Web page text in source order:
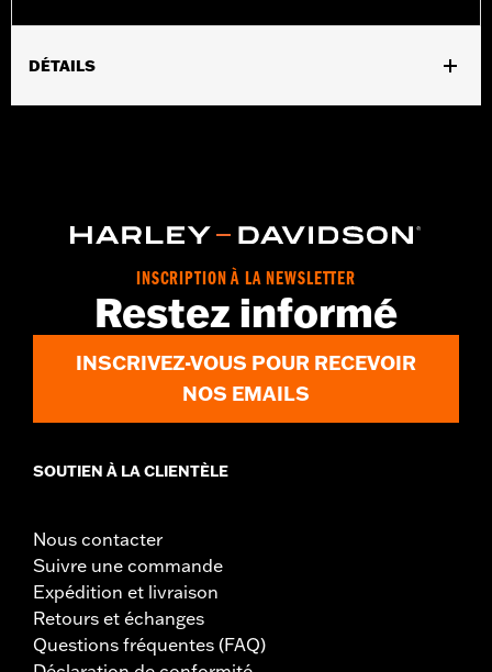
DÉTAILS
Protection inclue, Poches de protection,Réfléchissant
pour plus de détails
Importé
INSCRIPTION À LA NEWSLETTER
Restez informé
INSCRIVEZ-VOUS POUR RECEVOIR
NOS EMAILS
SOUTIEN À LA CLIENTÈLE
Nous contacter
Suivre une commande
Expédition et livraison
Retours et échanges
Questions fréquentes (FAQ)